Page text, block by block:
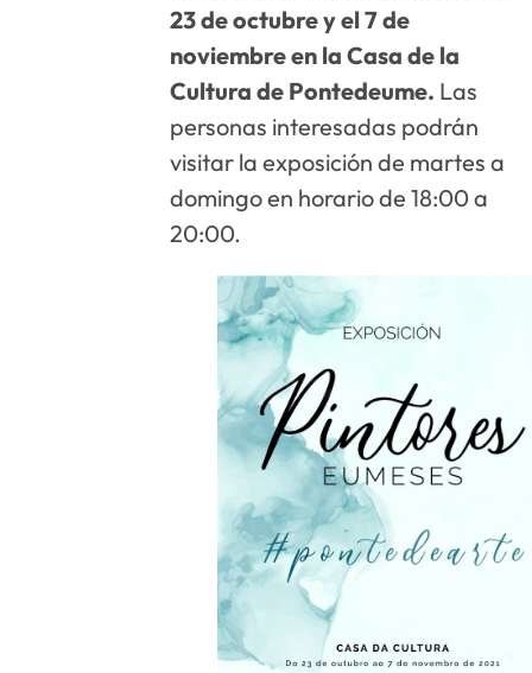
23 de octubre y el 7 de
noviembre en la Casa de la
Cultura de Pontedeume. Las
personas interesadas podrán
visitar la exposición de martes a
domingo en horario de 18:00 a
20:00.